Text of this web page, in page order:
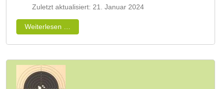
Zuletzt aktualisiert: 21. Januar 2024
Weiterlesen …